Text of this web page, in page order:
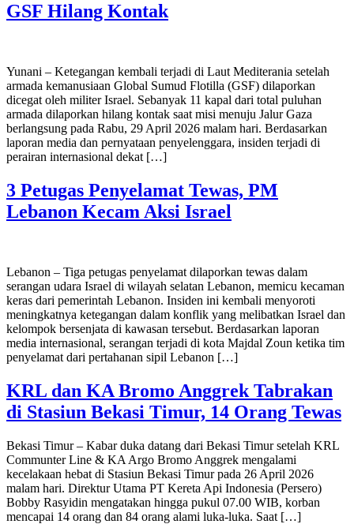
GSF Hilang Kontak
Yunani – Ketegangan kembali terjadi di Laut Mediterania setelah
armada kemanusiaan Global Sumud Flotilla (GSF) dilaporkan
dicegat oleh militer Israel. Sebanyak 11 kapal dari total puluhan
armada dilaporkan hilang kontak saat misi menuju Jalur Gaza
berlangsung pada Rabu, 29 April 2026 malam hari. Berdasarkan
laporan media dan pernyataan penyelenggara, insiden terjadi di
perairan internasional dekat […]
3 Petugas Penyelamat Tewas, PM
Lebanon Kecam Aksi Israel
Lebanon – Tiga petugas penyelamat dilaporkan tewas dalam
serangan udara Israel di wilayah selatan Lebanon, memicu kecaman
keras dari pemerintah Lebanon. Insiden ini kembali menyoroti
meningkatnya ketegangan dalam konflik yang melibatkan Israel dan
kelompok bersenjata di kawasan tersebut. Berdasarkan laporan
media internasional, serangan terjadi di kota Majdal Zoun ketika tim
penyelamat dari pertahanan sipil Lebanon […]
KRL dan KA Bromo Anggrek Tabrakan
di Stasiun Bekasi Timur, 14 Orang Tewas
Bekasi Timur – Kabar duka datang dari Bekasi Timur setelah KRL
Communter Line & KA Argo Bromo Anggrek mengalami
kecelakaan hebat di Stasiun Bekasi Timur pada 26 April 2026
malam hari. Direktur Utama PT Kereta Api Indonesia (Persero)
Bobby Rasyidin mengatakan hingga pukul 07.00 WIB, korban
mencapai 14 orang dan 84 orang alami luka-luka. Saat […]